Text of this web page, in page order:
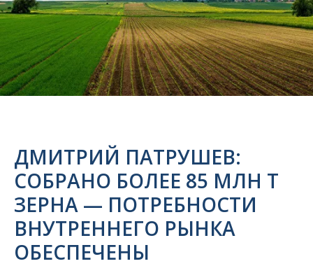
ДМИТРИЙ ПАТРУШЕВ:
СОБРАНО БОЛЕЕ 85 МЛН Т
ЗЕРНА — ПОТРЕБНОСТИ
ВНУТРЕННЕГО РЫНКА
ОБЕСПЕЧЕНЫ